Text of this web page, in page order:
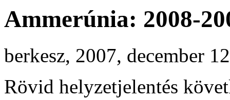
Ammerúnia: 2008-
berkesz, 2007, december
Rövid helyzetjelentés